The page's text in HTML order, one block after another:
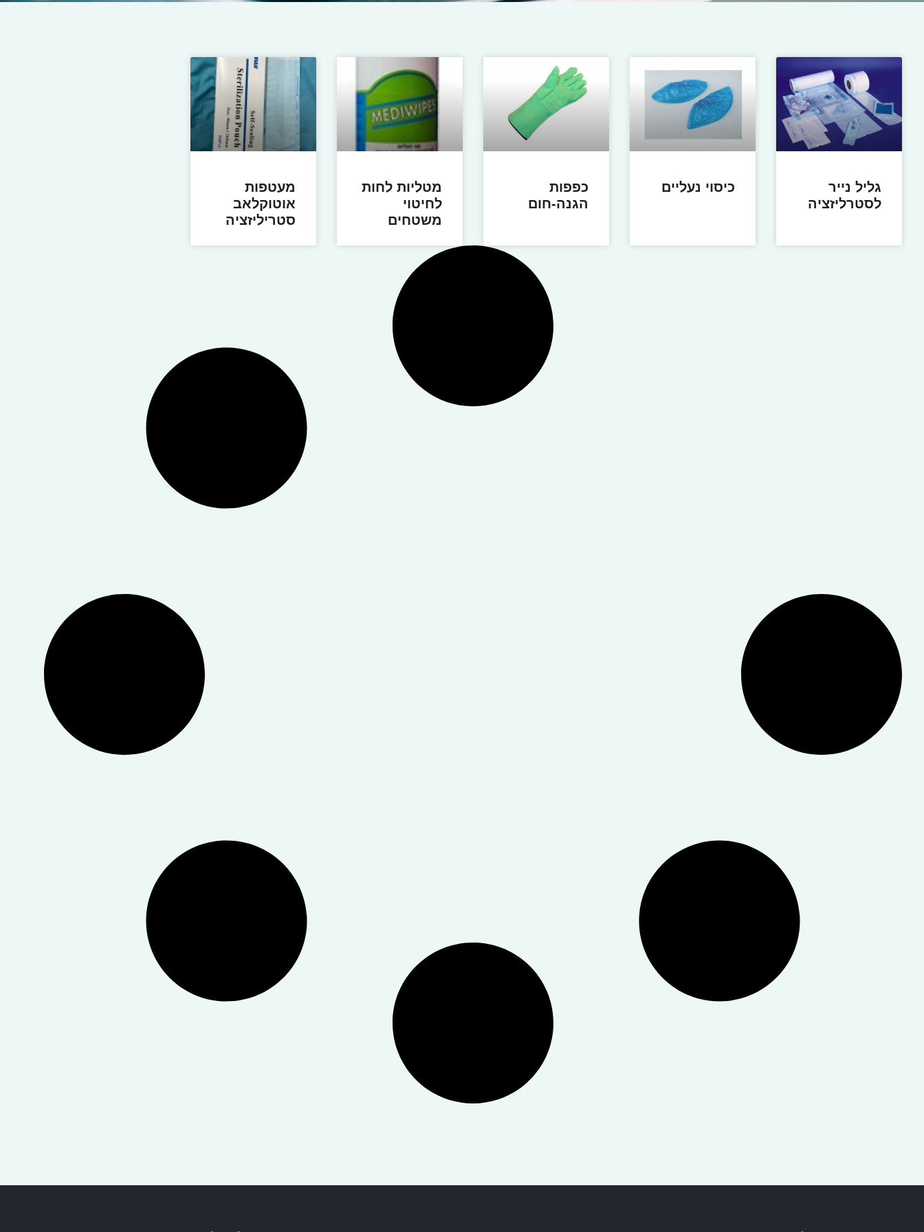
גליל נייר
לסטרליזציה
כיסוי נעליים
כפפות
הגנה-חום
מטליות לחות
לחיטוי
משטחים
מעטפות
אוטוקלאב
סטריליזציה